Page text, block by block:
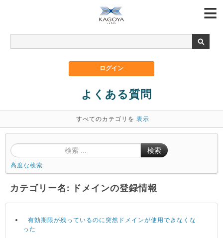
よくある質問
すべてのカテゴリを 表示
検索
高度な検索
カテゴリー名: ドメインの登録情報
有効期限が残っているのに突然ドメインが使用できなくな
った